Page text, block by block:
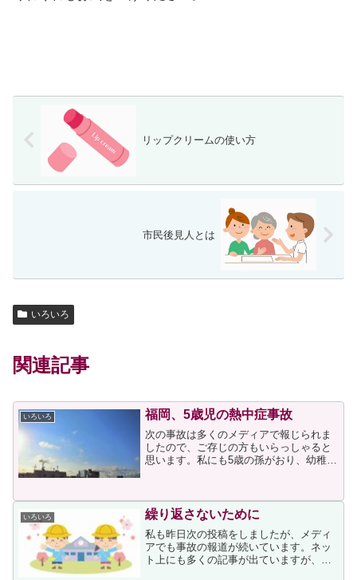
リップクリームの使い方
市民後見人とは
いろいろ
関連記事
いろいろ 福岡、5歳児の熱中症事故
次の事故は多くのメディアで報じられま
したので、ご存じの方もいらっしゃると
思います。私にも5歳の孫がおり、幼稚園
むばかりです。私も何度か孫を幼稚園バ
スに乗せていますが、運...
いろいろ 繰り返さないために
私も昨日次の投稿をしましたが、メディ
アでも事故の報道が続いています。ネッ
ト上にも多くの記事が出ていますが、私